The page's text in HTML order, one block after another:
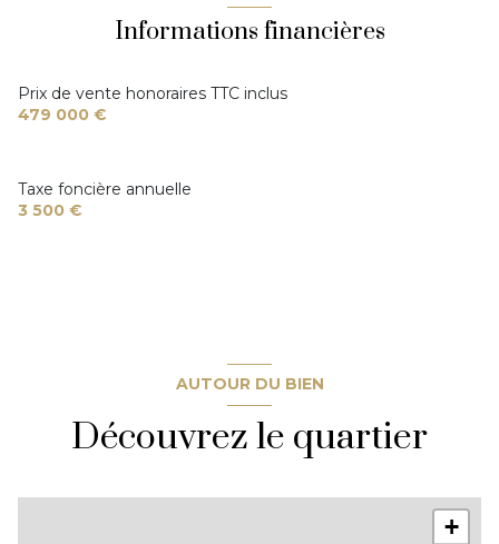
Informations financières
Prix de vente honoraires TTC inclus
479 000 €
Taxe foncière annuelle
3 500 €
AUTOUR DU BIEN
Découvrez le quartier
+